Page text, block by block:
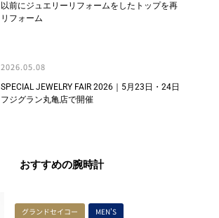
以前にジュエリーリフォームをしたトップを再
リフォーム
2026.05.08
SPECIAL JEWELRY FAIR 2026｜5月23日・24日
フジグラン丸亀店で開催
おすすめの腕時計
グランドセイコー MEN'S